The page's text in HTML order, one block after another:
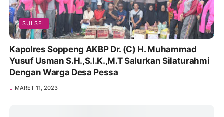
SULSEL
Kapolres Soppeng AKBP Dr. (C) H. Muhammad
Yusuf Usman S.H.,S.I.K.,M.T Salurkan Silaturahmi
Dengan Warga Desa Pessa
MARET 11, 2023